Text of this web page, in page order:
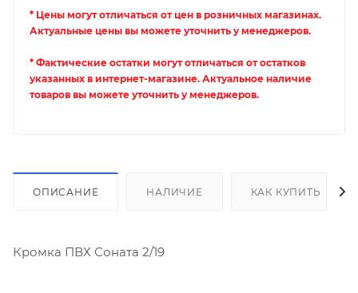
* Цены могут отличаться от цен в розничных магазинах.
Актуальные цены вы можете уточнить у менеджеров.
* Фактические остатки могут отличаться от остатков
указанных в интернет-магазине. Актуальное наличие
товаров вы можете уточнить у менеджеров.
ОПИСАНИЕ НАЛИЧИЕ КАК КУПИТЬ
Кромка ПВХ Соната 2/19